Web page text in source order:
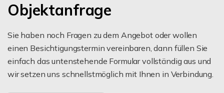
Objektanfrage
Sie haben noch Fragen zu dem Angebot oder wollen
einen Besichtigungstermin vereinbaren, dann füllen Sie
einfach das untenstehende Formular vollständig aus und
wir setzen uns schnellstmöglich mit Ihnen in Verbindung.